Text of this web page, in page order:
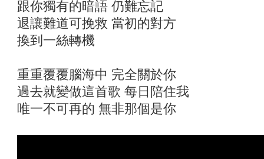
跟你獨有的暗語 仍難忘記
退讓難道可挽救 當初的對方
換到一絲轉機
重重覆覆腦海中 完全關於你
過去就變做這首歌 每日陪住我
唯一不可再的 無非那個是你